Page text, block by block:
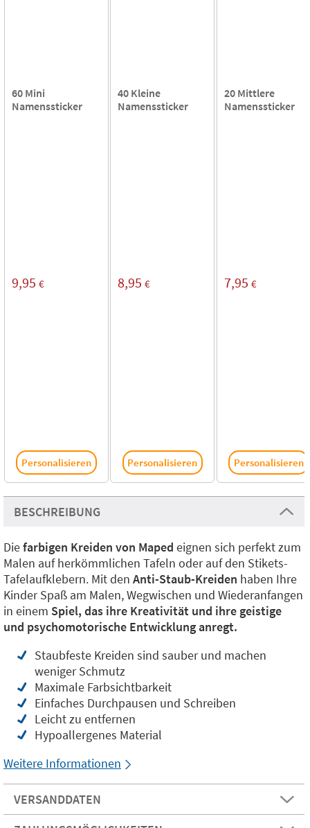
60 Mini
Namenssticker
9,95 €
Personalisieren
40 Kleine
Namenssticker
8,95 €
Personalisieren
20 Mittlere
Namenssticker
7,95 €
Personalisieren
BESCHREIBUNG
Diefarbigen Kreiden von Maped eignen sich perfekt zum
Malen auf herkömmlichen Tafeln oder auf den Stikets-
Tafelaufklebern. Mit den Anti-Staub-Kreiden haben Ihre
Kinder Spaß am Malen, Wegwischen und Wiederanfangen
in einem Spiel, das ihre Kreativität und ihre geistige
und psychomotorische Entwicklung anregt.
Staubfeste Kreiden sind sauber und machen
weniger Schmutz
Maximale Farbsichtbarkeit
Einfaches Durchpausen und Schreiben
Leicht zu entfernen
Hypoallergenes Material
Weitere Informationen
VERSANDDATEN